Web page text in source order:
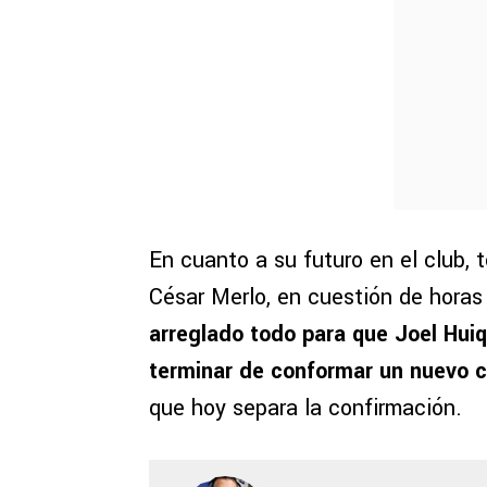
En cuanto a su futuro en el club,
César Merlo, en cuestión de
arreglado todo para que Joel
terminar de conformar un nuevo
que hoy separa la confirmación.